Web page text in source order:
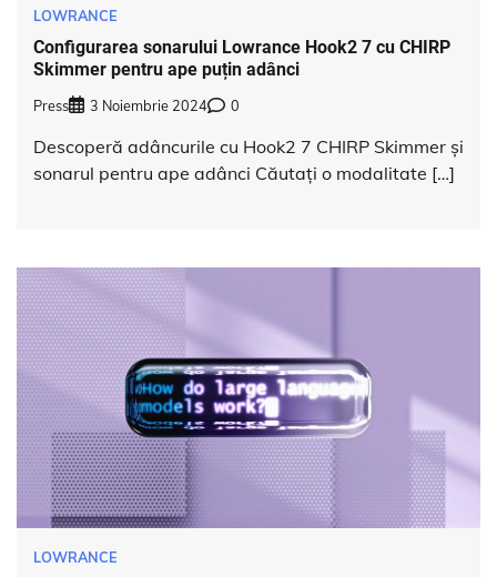
LOWRANCE
Configurarea sonarului Lowrance Hook2 7 cu CHIRP
Skimmer pentru ape puțin adânci
Press 3 Noiembrie 2024 0
Descoperă adâncurile cu Hook2 7 CHIRP Skimmer și
sonarul pentru ape adânci Căutați o modalitate […]
LOWRANCE